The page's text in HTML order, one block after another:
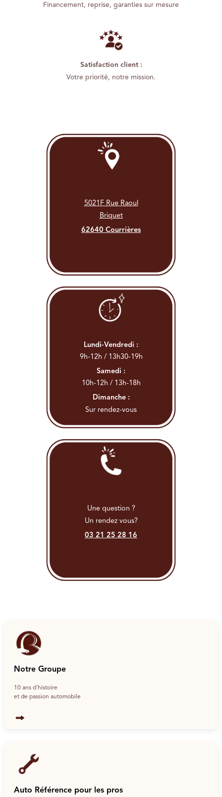
Financement, reprise, garanties sur mesure
Satisfaction client :
Votre priorité, notre mission.
5021F Rue Raoul
Briquet
62640 Courrières
Lundi-Vendredi :
9h-12h / 13h30-19h
Samedi :
10h-12h / 13h-18h
Dimanche :
Sur rendez-vous
Une question ?
Un rendez vous?
03 21 25 28 16
Notre Groupe
10 ans d'histoire
et de passion automobile
Auto Référence pour les pros